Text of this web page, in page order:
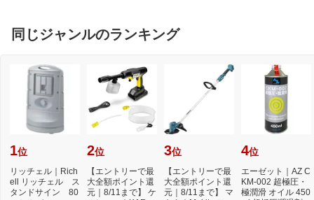
同じジャンルのランキング
1位
リッチェル｜Rich
ell リッチェル ス
タンドサイン 80
2位
【エントリーで最
大全額ポイント還
元｜8/11まで】 ケ
3位
【エントリーで最
大全額ポイント還
元｜8/11まで】 マ
4位
エーゼット｜AZ C
KM-002 超極圧・
極潤滑 オイル 450